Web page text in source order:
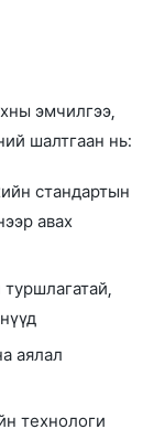
эмчилгээ,
шалтгаан нь:
стандартын
авах
аялал
технологи